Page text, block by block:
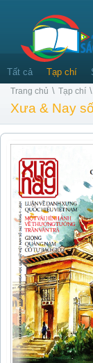
Tất cả Tạp chí
Trang chủ \ Tạp chí \
Xưa & Nay